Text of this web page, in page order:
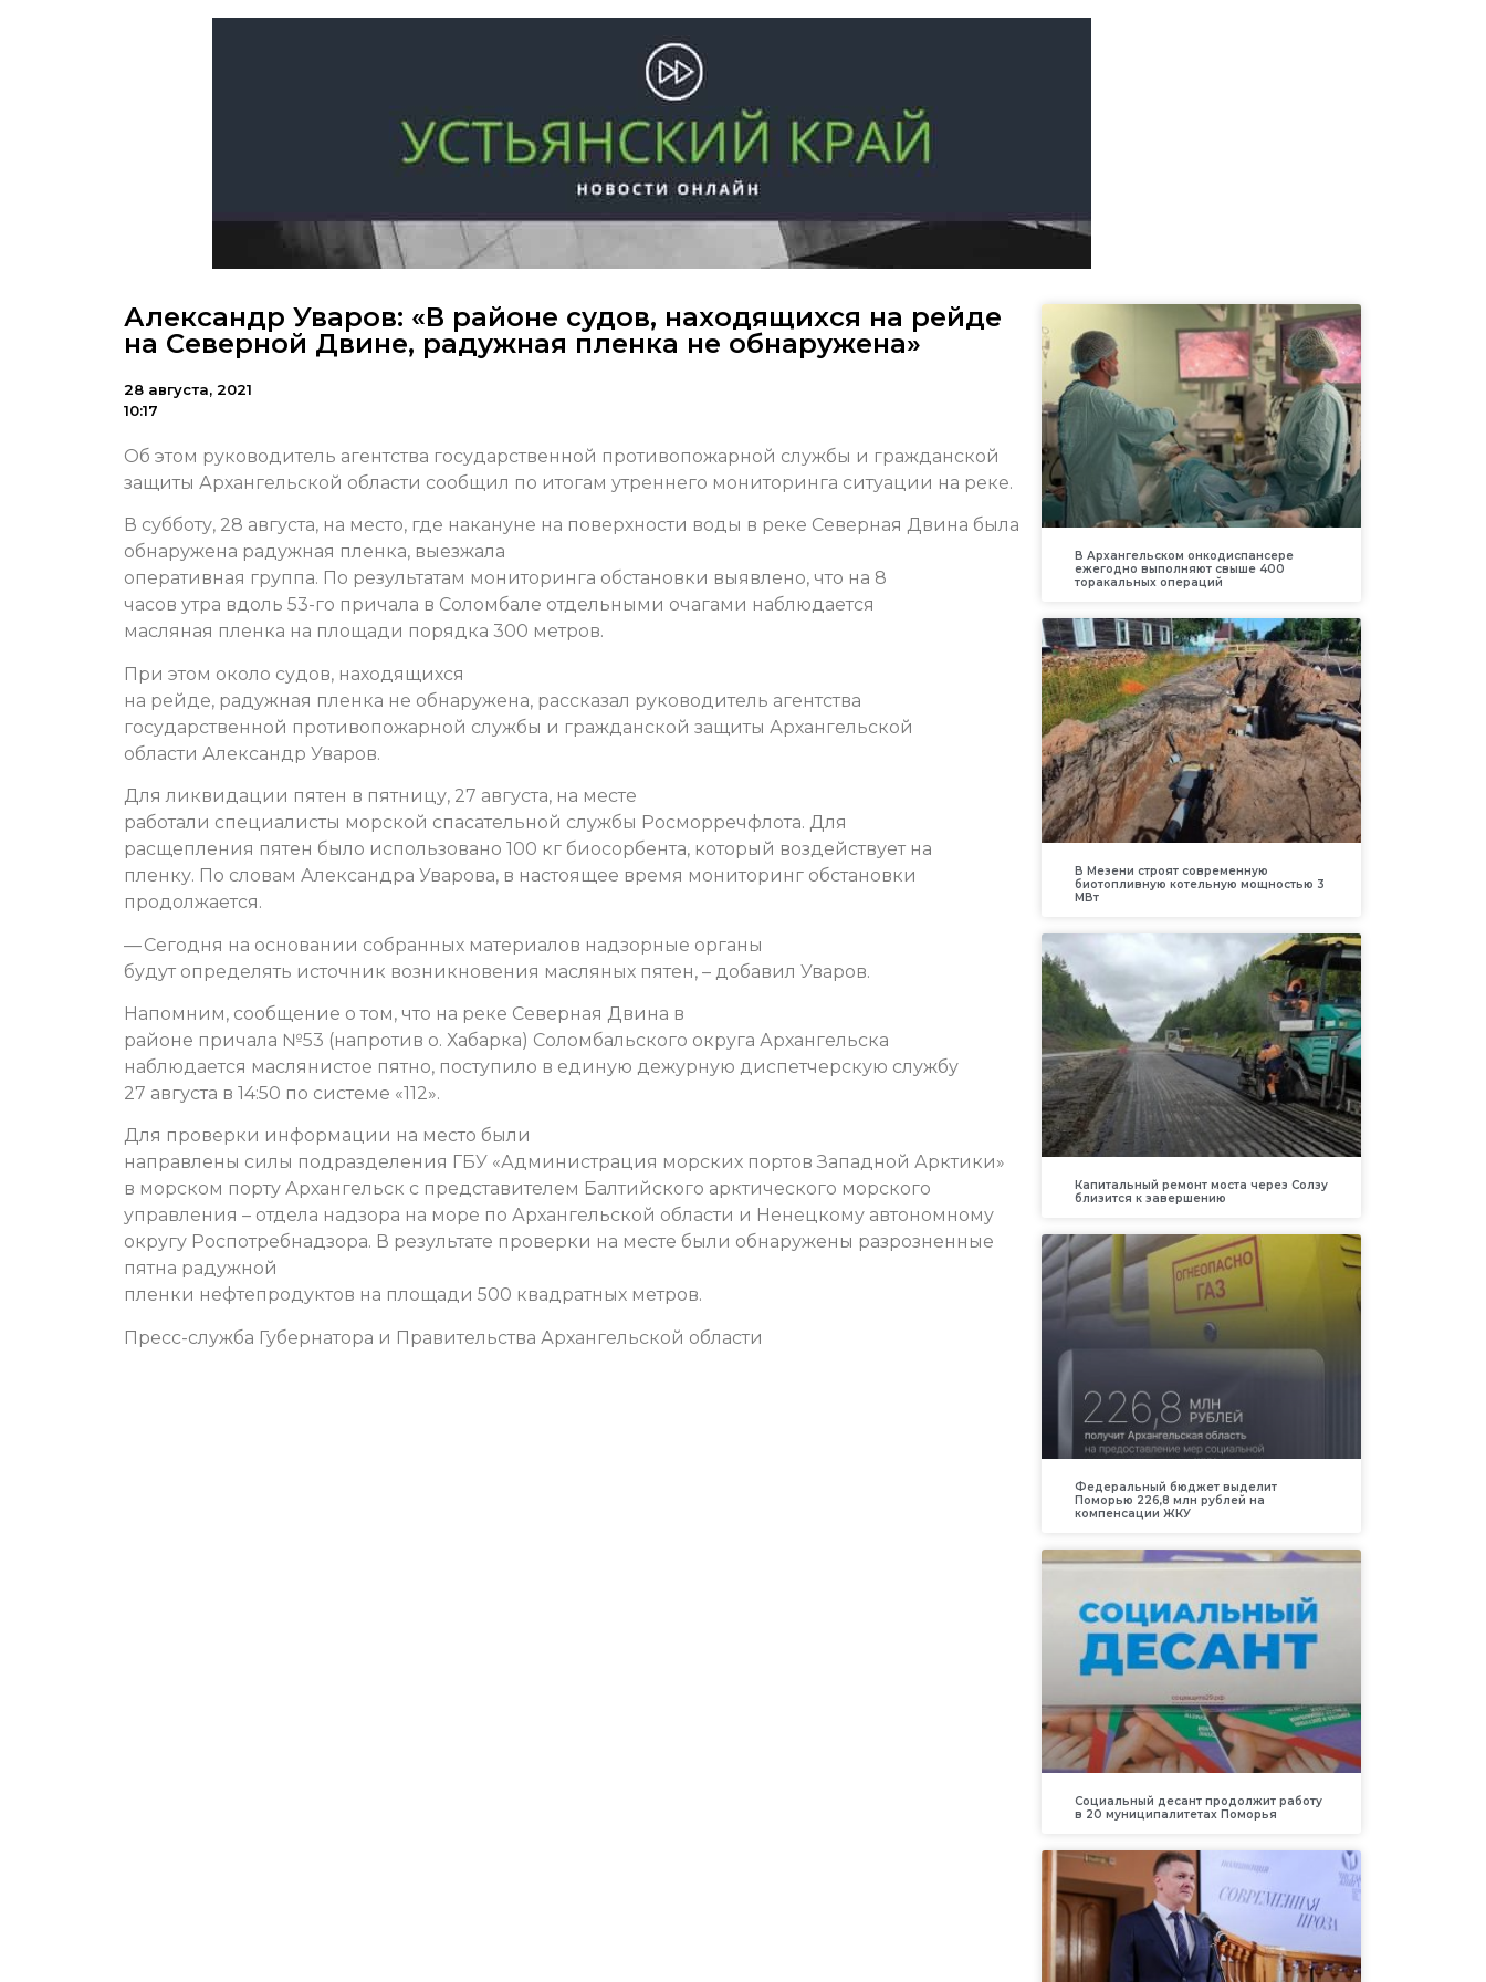
Александр Уваров: «В районе судов, находящихся на рейде
на Северной Двине, радужная пленка не обнаружена»
28 августа, 2021
10:17
Об этом руководитель агентства государственной противопожарной службы и гражданской
защиты Архангельской области сообщил по итогам утреннего мониторинга ситуации на реке.
В субботу, 28 августа, на место, где накануне на поверхности воды в реке Северная Двина была
обнаружена радужная пленка, выезжала
оперативная группа. По результатам мониторинга обстановки выявлено, что на 8
часов утра вдоль 53-го причала в Соломбале отдельными очагами наблюдается
масляная пленка на площади порядка 300 метров.
При этом около судов, находящихся
на рейде, радужная пленка не обнаружена, рассказал руководитель агентства
государственной противопожарной службы и гражданской защиты Архангельской
области Александр Уваров.
Для ликвидации пятен в пятницу, 27 августа, на месте
работали специалисты морской спасательной службы Росморречфлота. Для
расщепления пятен было использовано 100 кг биосорбента, который воздействует на
пленку. По словам Александра Уварова, в настоящее время мониторинг обстановки
продолжается.
— Сегодня на основании собранных материалов надзорные органы
будут определять источник возникновения масляных пятен, – добавил Уваров.
Напомним, сообщение о том, что на реке Северная Двина в
районе причала №53 (напротив о. Хабарка) Соломбальского округа Архангельска
наблюдается маслянистое пятно, поступило в единую дежурную диспетчерскую службу
27 августа в 14:50 по системе «112».
Для проверки информации на место были
направлены силы подразделения ГБУ «Администрация морских портов Западной Арктики»
в морском порту Архангельск с представителем Балтийского арктического морского
управления – отдела надзора на море по Архангельской области и Ненецкому автономному
округу Роспотребнадзора. В результате проверки на месте были обнаружены разрозненные
пятна радужной
пленки нефтепродуктов на площади 500 квадратных метров.
Пресс-служба Губернатора и Правительства Архангельской области
В Архангельском онкодиспансере
ежегодно выполняют свыше 400
торакальных операций
В Мезени строят современную
биотопливную котельную мощностью 3
МВт
Капитальный ремонт моста через Солзу
близится к завершению
Федеральный бюджет выделит
Поморью 226,8 млн рублей на
компенсации ЖКУ
Социальный десант продолжит работу
в 20 муниципалитетах Поморья